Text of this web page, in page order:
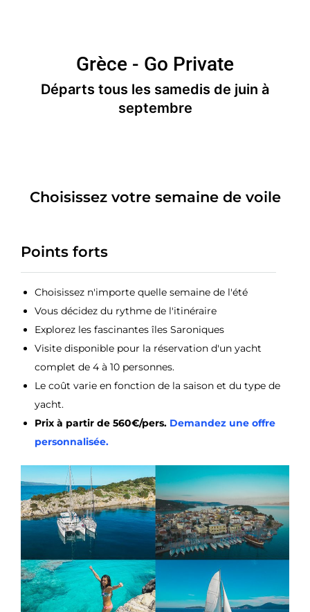
Grèce - Go Private
Départs tous les samedis de juin à
septembre
Choisissez votre semaine de voile
Points forts
Choisissez n'importe quelle semaine de l'été
Vous décidez du rythme de l'itinéraire
Explorez les fascinantes îles Saroniques
Visite disponible pour la réservation d'un yacht
complet de 4 à 10 personnes.
Le coût varie en fonction de la saison et du type de
yacht.
Prix à partir de 560€/pers. Demandez une offre
personnalisée.